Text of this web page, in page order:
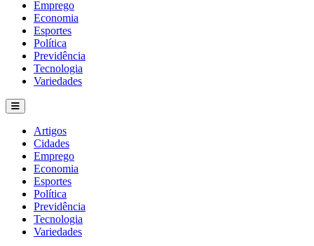
Emprego
Economia
Esportes
Política
Previdência
Tecnologia
Variedades
Artigos
Cidades
Emprego
Economia
Esportes
Política
Previdência
Tecnologia
Variedades